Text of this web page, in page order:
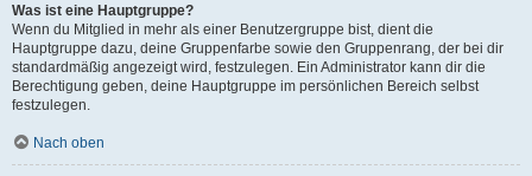
Was ist eine Hauptgruppe?
Wenn du Mitglied in mehr als einer Benutzergruppe bist, dient die
Hauptgruppe dazu, deine Gruppenfarbe sowie den Gruppenrang, der bei dir
standardmäßig angezeigt wird, festzulegen. Ein Administrator kann dir die
Berechtigung geben, deine Hauptgruppe im persönlichen Bereich selbst
festzulegen.
Nach oben